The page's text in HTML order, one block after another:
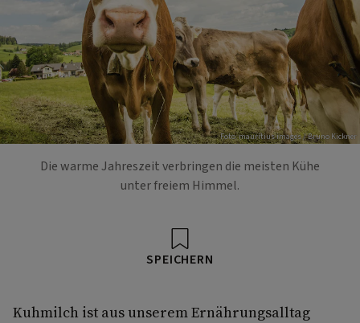
Foto: mauritius images / Bruno Kickner
Die warme Jahreszeit verbringen die meisten Kühe
unter freiem Himmel.
SPEICHERN
Kuhmilch ist aus unserem Ernährungsalltag